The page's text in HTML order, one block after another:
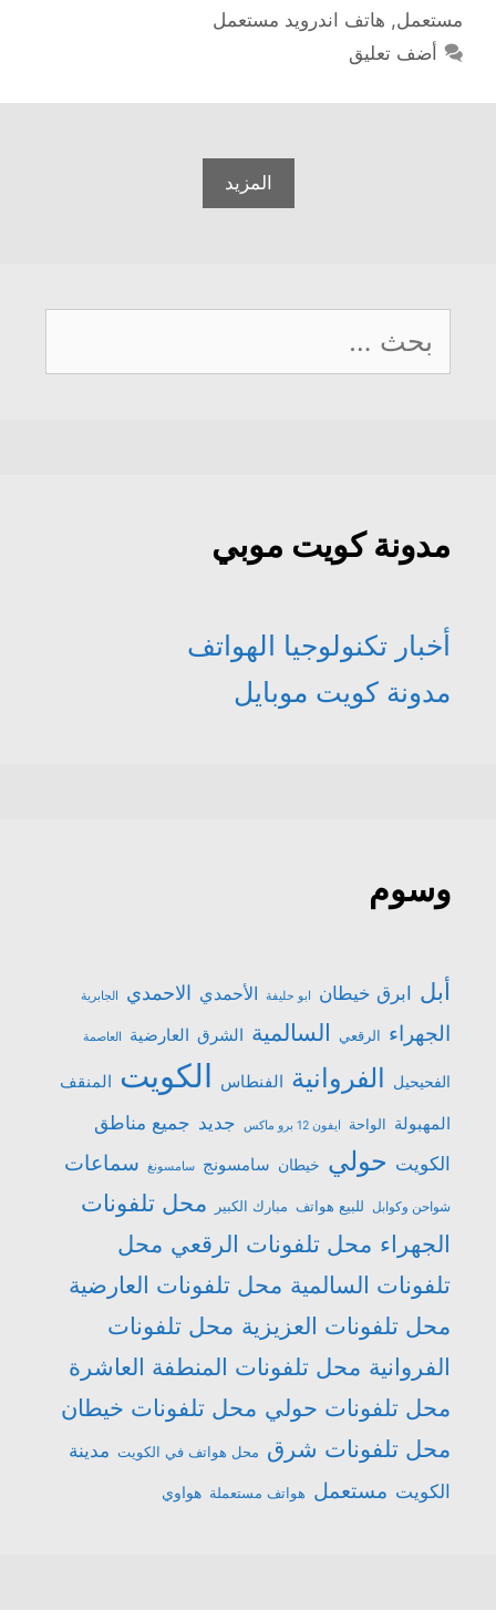
مستعمل, هاتف اندرويد مستعمل
أضف تعليق
المزيد
البحث
عن:
مدونة كويت موبي
أخبار تكنولوجيا الهواتف
مدونة كويت موبايل
وسوم
أبل ابرق خيطان ابو حليفة الأحمدي الاحمدي الجابرية
الجهراء الرقعي السالمية الشرق العارضية العاصمة
الفحيحيل الفروانية الفنطاس الكويت المنقف
المهبولة الواحة ايفون 12 برو ماكس جديد جميع مناطق
الكويت حولي خيطان سامسونج سامسونغ سماعات
شواحن وكوابل للبيع هواتف مبارك الكبير
محل تلفونات
الجهراء محل تلفونات الرقعي محل
تلفونات السالمية محل تلفونات العارضية
محل تلفونات العزيزية محل تلفونات
الفروانية محل تلفونات المنطفة العاشرة
محل تلفونات حولي محل تلفونات خيطان
محل تلفونات شرق محل هواتف في الكويت مدينة
الكويت مستعمل هواتف مستعملة هواوي